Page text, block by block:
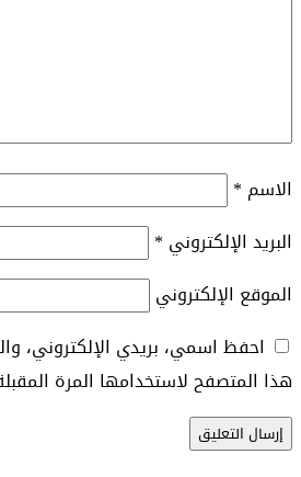
الاسم *
البريد الإلكتروني *
الموقع الإلكتروني
احفظ اسمي، بريدي الإلكتروني،
هذا المتصفح لاستخدامها المرة